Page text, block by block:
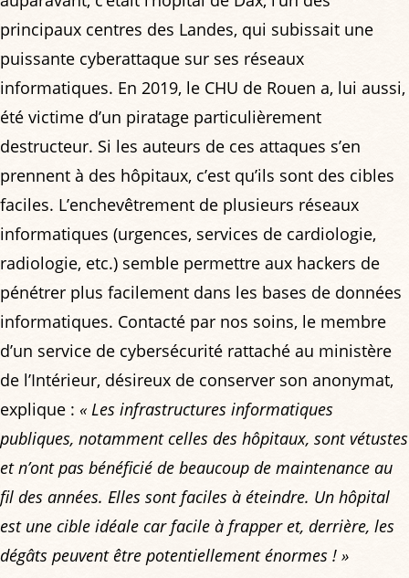
principaux centres des Landes, qui subissait une
puissante cyberattaque sur ses réseaux
informatiques. En 2019, le CHU de Rouen a, lui aussi,
été victime d’un piratage particulièrement
destructeur. Si les auteurs de ces attaques s’en
prennent à des hôpitaux, c’est qu’ils sont des cibles
faciles. L’enchevêtrement de plusieurs réseaux
informatiques (urgences, services de cardiologie,
radiologie, etc.) semble permettre aux hackers de
pénétrer plus facilement dans les bases de données
informatiques. Contacté par nos soins, le membre
d’un service de cybersécurité rattaché au ministère
de l’Intérieur, désireux de conserver son anonymat,
explique : « Les infrastructures informatiques
publiques, notamment celles des hôpitaux, sont vétustes
et n’ont pas bénéficié de beaucoup de maintenance au
fil des années. Elles sont faciles à éteindre. Un hôpital
est une cible idéale car facile à frapper et, derrière, les
dégâts peuvent être potentiellement énormes ! »